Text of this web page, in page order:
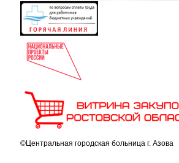
©Центральная городская больница г. Азова